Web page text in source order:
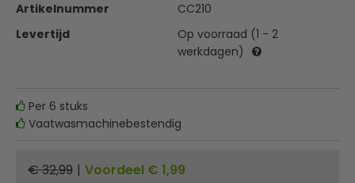
Artikelnummer
CC210
Levertijd
Op voorraad (1 - 2
werkdagen)
Per 6 stuks
Vaatwasmachinebestendig
€ 32,99 | Voordeel € 1,99